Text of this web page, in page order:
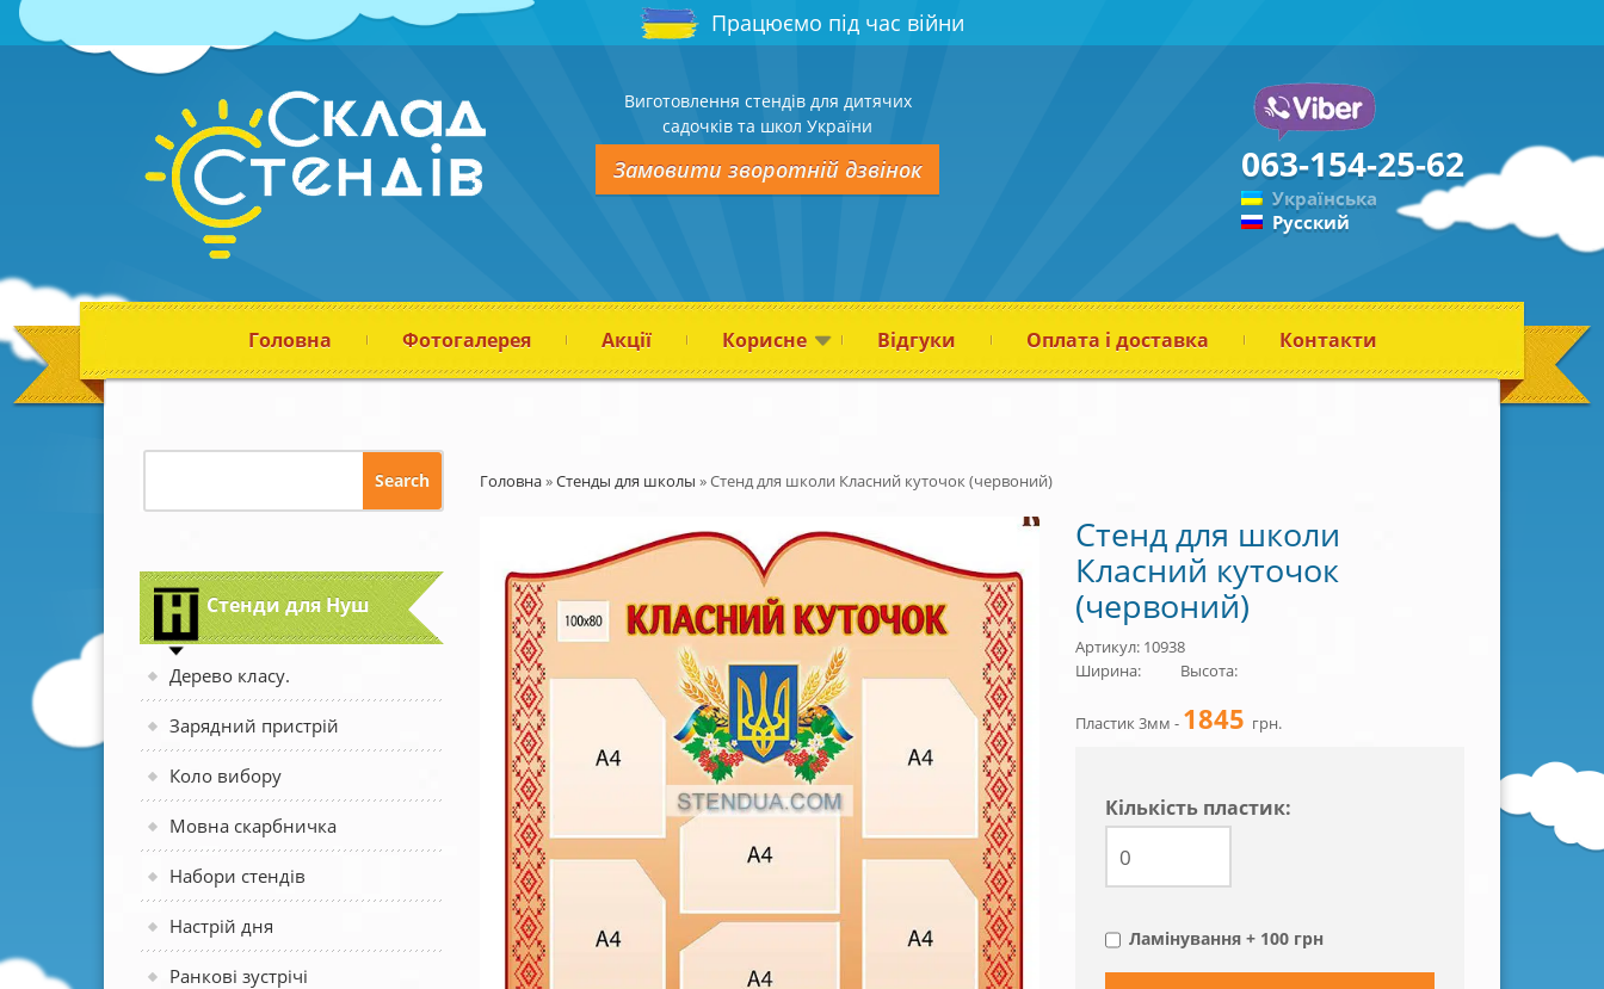
Працюємо під час війни
Виготовлення стендів для дитячих
садочків та школ України
Замовити зворотній дзвінок 063-154-25-62
Українська
Русский
Головна Фотогалерея Акції Корисне Відгуки Оплата і доставка Контакти
Стенди для Нуш
Дерево класу.
Зарядний пристрій
Коло вибору
Мовна скарбничка
Набори стендів
Настрій дня
Ранкові зустрічі
Головна»Стенды для школы »Стенд для школи Класний куточок (червоний)
Стенд для школи
Класний куточок
(червоний)
Артикул: 10938
Ширина:
Высота:
Пластик 3мм - 1845 грн.
Кiлькiсть пластик:
Ламінування + 100 грн